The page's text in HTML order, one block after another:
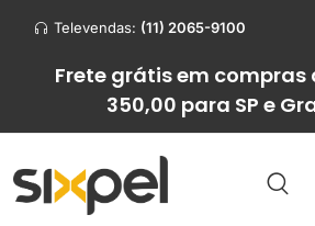
Televendas: (11) 2065-9100
Frete grátis em compras
350,00 para SP e